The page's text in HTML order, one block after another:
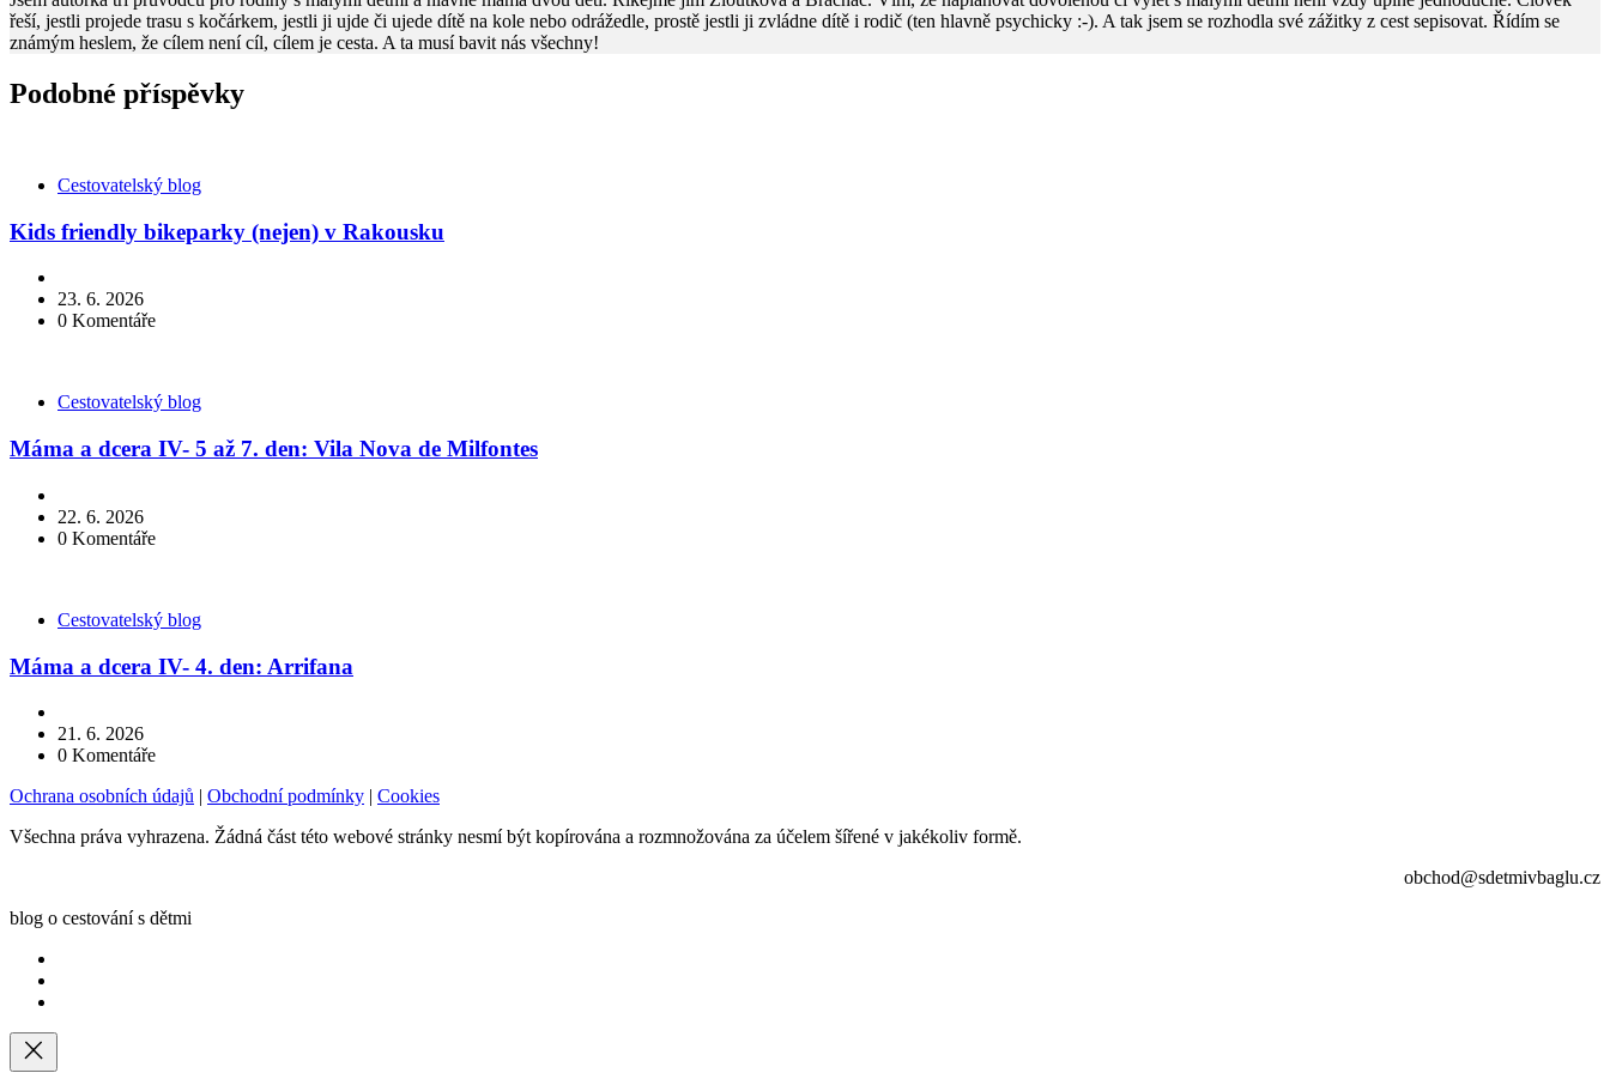
řeší, jestli projede trasu s kočárkem, jestli ji ujde či ujede dítě na kole nebo odrážedle, prostě jestli ji zvládne dítě i rodič (ten hlavně psychicky :-). A tak jsem se rozhodla své zážitky z cest sepisovat. Řídím se
známým heslem, že cílem není cíl, cílem je cesta. A ta musí bavit nás všechny!
Podobné příspěvky
KategorieCestovatelský blog
Kids friendly bikeparky (nejen) v Rakousku
23. 6. 2026
0 Komentáře
KategorieCestovatelský blog
Máma a dcera IV- 5 až 7. den: Vila Nova de Milfontes
22. 6. 2026
0 Komentáře
KategorieCestovatelský blog
Máma a dcera IV- 4. den: Arrifana
21. 6. 2026
0 Komentáře
Ochrana osobních údajů | Obchodní podmínky | Cookies
Všechna práva vyhrazena. Žádná část této webové stránky nesmí být kopírována a rozmnožována za účelem šířené v jakékoliv formě.
obchod@sdetmivbaglu.cz
blog o cestování s dětmi